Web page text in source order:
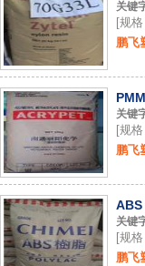
关键
[规
鹏飞
关键
[规
鹏飞
ABS
关键
[规
鹏飞